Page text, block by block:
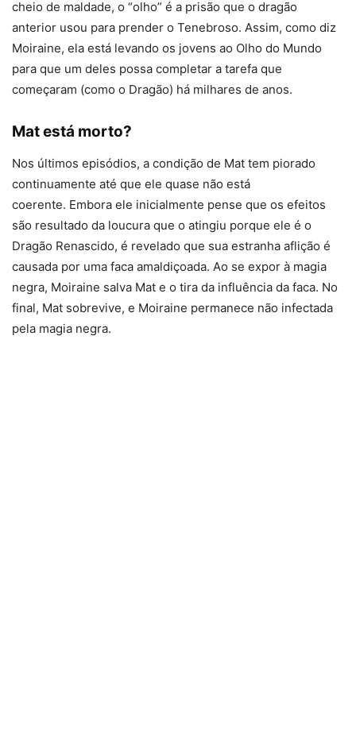
cheio de maldade, o “olho” é a prisão que o dragão
anterior usou para prender o Tenebroso. Assim, como diz
Moiraine, ela está levando os jovens ao Olho do Mundo
para que um deles possa completar a tarefa que
começaram (como o Dragão) há milhares de anos.
Mat está morto?
Nos últimos episódios, a condição de Mat tem piorado
continuamente até que ele quase não está
coerente. Embora ele inicialmente pense que os efeitos
são resultado da loucura que o atingiu porque ele é o
Dragão Renascido, é revelado que sua estranha aflição é
causada por uma faca amaldiçoada. Ao se expor à magia
negra, Moiraine salva Mat e o tira da influência da faca. No
final, Mat sobrevive, e Moiraine permanece não infectada
pela magia negra.